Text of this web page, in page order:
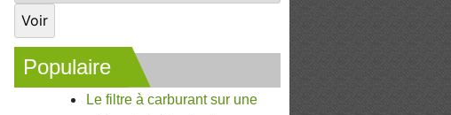
Populaire
Le filtre à carburant sur une